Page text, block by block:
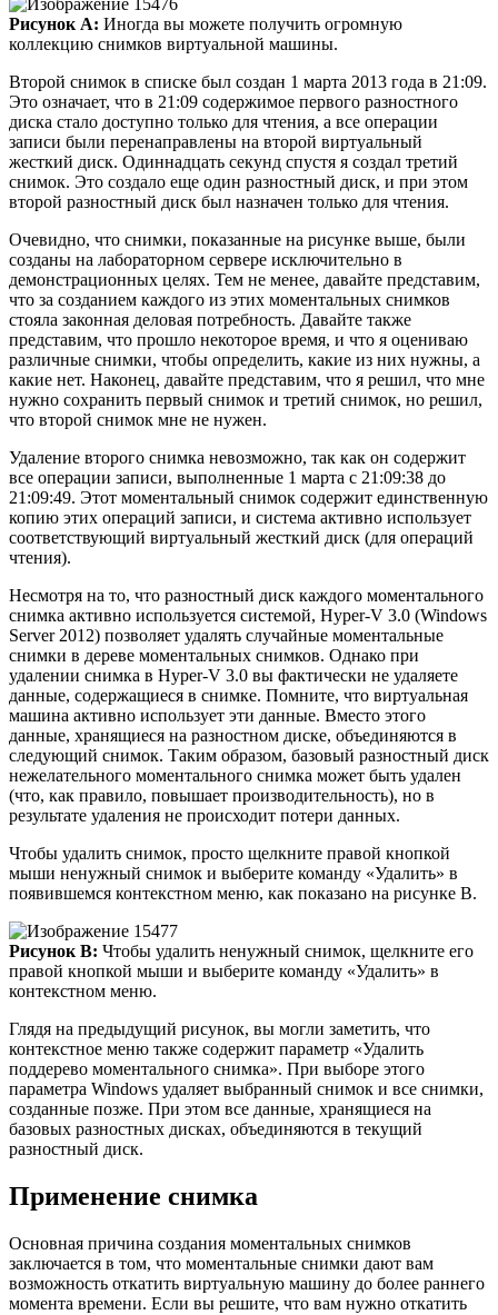
Рисунок A: Иногда вы можете получить огромную
коллекцию снимков виртуальной машины.
Второй снимок в списке был создан 1 марта 2013 года в 21:09.
Это означает, что в 21:09 содержимое первого разностного
диска стало доступно только для чтения, а все операции
записи были перенаправлены на второй виртуальный
жесткий диск. Одиннадцать секунд спустя я создал третий
снимок. Это создало еще один разностный диск, и при этом
второй разностный диск был назначен только для чтения.
Очевидно, что снимки, показанные на рисунке выше, были
созданы на лабораторном сервере исключительно в
демонстрационных целях. Тем не менее, давайте представим,
что за созданием каждого из этих моментальных снимков
стояла законная деловая потребность. Давайте также
представим, что прошло некоторое время, и что я оцениваю
различные снимки, чтобы определить, какие из них нужны, а
какие нет. Наконец, давайте представим, что я решил, что мне
нужно сохранить первый снимок и третий снимок, но решил,
что второй снимок мне не нужен.
Удаление второго снимка невозможно, так как он содержит
все операции записи, выполненные 1 марта с 21:09:38 до
21:09:49. Этот моментальный снимок содержит единственную
копию этих операций записи, и система активно использует
соответствующий виртуальный жесткий диск (для операций
чтения).
Несмотря на то, что разностный диск каждого моментального
снимка активно используется системой, Hyper-V 3.0 (Windows
Server 2012) позволяет удалять случайные моментальные
снимки в дереве моментальных снимков. Однако при
удалении снимка в Hyper-V 3.0 вы фактически не удаляете
данные, содержащиеся в снимке. Помните, что виртуальная
машина активно использует эти данные. Вместо этого
данные, хранящиеся на разностном диске, объединяются в
следующий снимок. Таким образом, базовый разностный диск
нежелательного моментального снимка может быть удален
(что, как правило, повышает производительность), но в
результате удаления не происходит потери данных.
Чтобы удалить снимок, просто щелкните правой кнопкой
мыши ненужный снимок и выберите команду «Удалить» в
появившемся контекстном меню, как показано на рисунке B.
Рисунок B: Чтобы удалить ненужный снимок, щелкните его
правой кнопкой мыши и выберите команду «Удалить» в
контекстном меню.
Глядя на предыдущий рисунок, вы могли заметить, что
контекстное меню также содержит параметр «Удалить
поддерево моментального снимка». При выборе этого
параметра Windows удаляет выбранный снимок и все снимки,
созданные позже. При этом все данные, хранящиеся на
базовых разностных дисках, объединяются в текущий
разностный диск.
Применение снимка
Основная причина создания моментальных снимков
заключается в том, что моментальные снимки дают вам
возможность откатить виртуальную машину до более раннего
момента времени. Если вы решите, что вам нужно откатить